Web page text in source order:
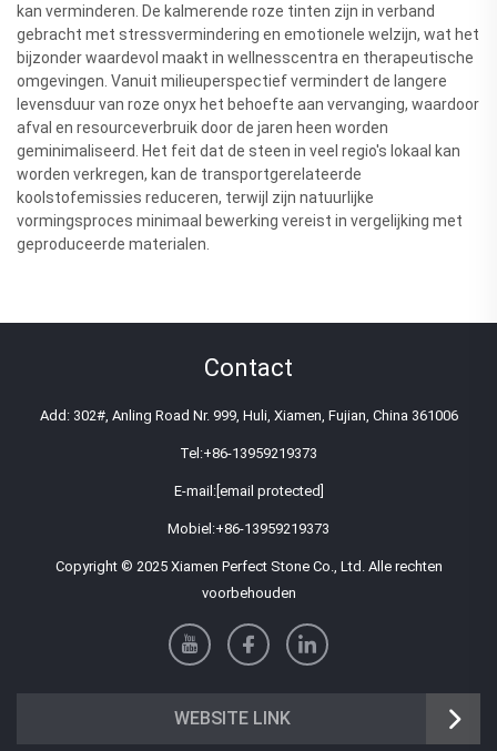
kan verminderen. De kalmerende roze tinten zijn in verband
gebracht met stressvermindering en emotionele welzijn, wat het
bijzonder waardevol maakt in wellnesscentra en therapeutische
omgevingen. Vanuit milieuperspectief vermindert de langere
levensduur van roze onyx het behoefte aan vervanging, waardoor
afval en resourceverbruik door de jaren heen worden
geminimaliseerd. Het feit dat de steen in veel regio's lokaal kan
worden verkregen, kan de transportgerelateerde
koolstofemissies reduceren, terwijl zijn natuurlijke
vormingsproces minimaal bewerking vereist in vergelijking met
geproduceerde materialen.
Contact
Add: 302#, Anling Road Nr. 999, Huli, Xiamen, Fujian, China 361006
Tel:+86-13959219373
E-mail:[email protected]
Mobiel:+86-13959219373
Copyright © 2025 Xiamen Perfect Stone Co., Ltd. Alle rechten
voorbehouden
WEBSITE LINK